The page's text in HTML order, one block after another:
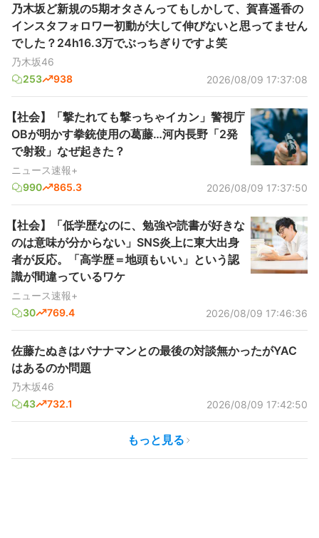
乃木坂ど新規の5期オタさんってもしかして、賀喜遥香の
インスタフォロワー初動が大して伸びないと思ってません
でした？24h16.3万でぶっちぎりですよ笑
乃木坂46
253
938 2026/08/09 17:37:08
【社会】「撃たれても撃っちゃイカン」警視庁
OBが明かす拳銃使用の葛藤…河内長野「2発
で射殺」なぜ起きた？
ニュース速報+
990
865.3 2026/08/09 17:37:50
【社会】「低学歴なのに、勉強や読書が好きな
のは意味が分からない」SNS炎上に東大出身
者が反応。「高学歴＝地頭もいい」という認
識が間違っているワケ
ニュース速報+
30
769.4 2026/08/09 17:46:36
佐藤たぬきはバナナマンとの最後の対談無かったがYAC
はあるのか問題
乃木坂46
43
732.1 2026/08/09 17:42:50
もっと見る